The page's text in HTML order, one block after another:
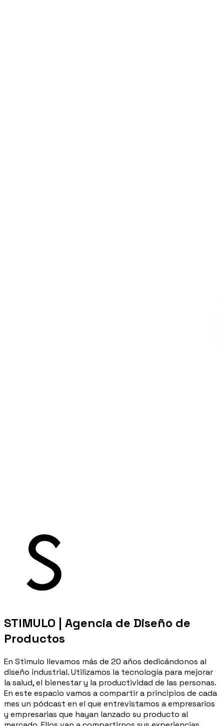
STIMULO | Agencia de Diseño de
Productos
En Stimulo llevamos más de 20 años dedicándonos al
diseño industrial. Utilizamos la tecnología para mejorar
la salud, el bienestar y la productividad de las personas.
En este espacio vamos a compartir a principios de cada
mes un pódcast en el que entrevistamos a empresarios
y empresarias que hayan lanzado su producto al